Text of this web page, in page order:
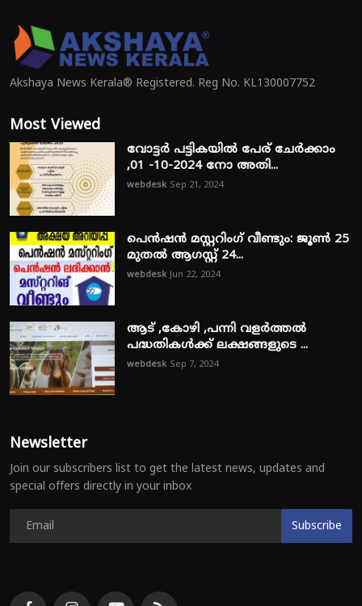
Akshaya News Kerala® Registered. Reg No. KL130007752
Most Viewed
വോട്ടർ പട്ടികയിൽ പേര് ചേർക്കാം
,01 -10-2024 നോ അതി...
webdesk Sep 21, 2024
പെൻഷൻ മസ്റ്ററിംഗ് വീണ്ടും: ജൂൺ 25
മുതൽ ആഗസ്റ്റ് 24...
webdesk Jun 22, 2024
ആട് ,കോഴി ,പന്നി വളർത്തൽ
പദ്ധതികൾക്ക് ലക്ഷങ്ങളുടെ ...
webdesk Sep 7, 2024
Newsletter
Join our subscribers list to get the latest news, updates and
special offers directly in your inbox
Subscribe